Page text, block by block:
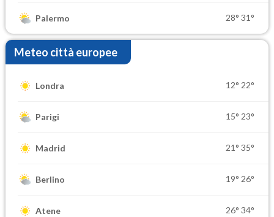
Palermo 28° 31°
Meteo città europee
Londra 12° 22°
Parigi 15° 23°
Madrid 21° 35°
Berlino 19° 26°
Atene 26° 34°